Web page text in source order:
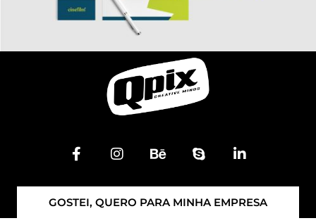
GOSTEI, QUERO PARA MINHA EMPRESA